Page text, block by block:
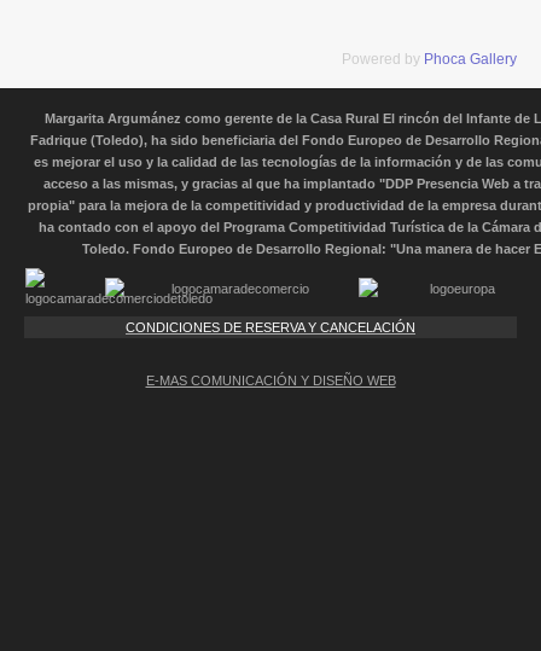
Powered by Phoca Gallery
Margarita Argumánez como gerente de la Casa Rural El rincón del Infante de
Fadrique (Toledo), ha sido beneficiaria del Fondo Europeo de Desarrollo
es mejorar el uso y la calidad de las tecnologías de la información y de las
acceso a las mismas, y gracias al que ha implantado "DDP Presencia Web a
propia" para la mejora de la competitividad y productividad de la empresa
ha contado con el apoyo del Programa Competitividad Turística de la Cámara
Toledo. Fondo Europeo de Desarrollo Regional: "Una manera de hacer
CONDICIONES DE RESERVA Y CANCELACIÓN
E-MAS COMUNICACIÓN Y DISEÑO WEB